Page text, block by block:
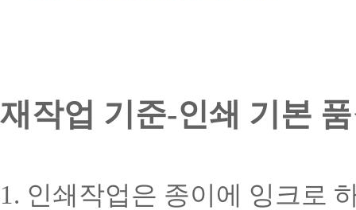
재작업 기준-인쇄 기본
1. 인쇄작업은 종이에 잉크로